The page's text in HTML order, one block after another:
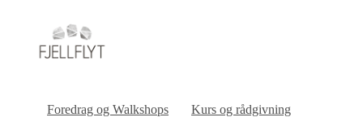
Foredrag og Walkshops Kurs og rådgivning